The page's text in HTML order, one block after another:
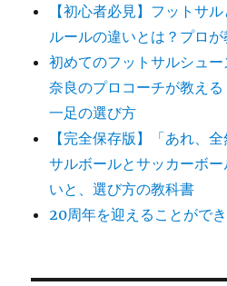
ジ
送
り
【初心者必見】フットサ
ルールの違いとは？プロ
初めてのフットサルシュ
奈良のプロコーチが教える
一足の選び方
【完全保存版】「あれ、
サルボールとサッカーボ
いと、選び方の教科書
20周年を迎えることができ